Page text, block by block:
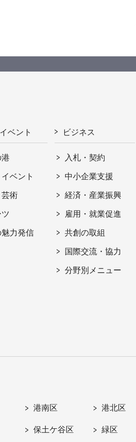
ベント
ベント
術
力発信
ビジネス
入札・契約
中小企業支援
経済・産業振興
雇用・就業促進
共創の取組
国際交流・協力
分野別メニュー
港南区 港北区
保土ケ谷区 緑区